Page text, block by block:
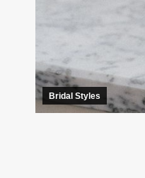
Bridal Styles